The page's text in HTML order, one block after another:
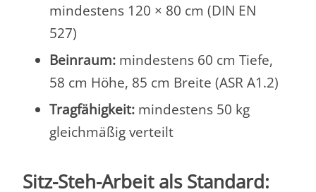
mindestens 120 × 80 cm (DIN EN
527)
Beinraum: mindestens 60 cm Tiefe,
58 cm Höhe, 85 cm Breite (ASR A1.2)
Tragfähigkeit: mindestens 50 kg
gleichmäßig verteilt
Sitz-Steh-Arbeit als Standard: